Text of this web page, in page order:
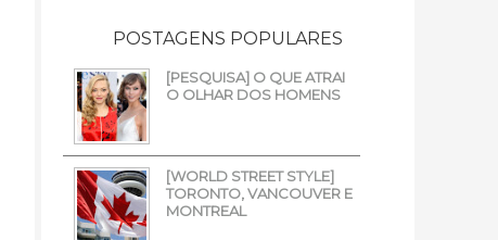
POSTAGENS POPULARES
[PESQUISA] O QUE ATRAI
O OLHAR DOS HOMENS
[WORLD STREET STYLE]
TORONTO, VANCOUVER E
MONTREAL